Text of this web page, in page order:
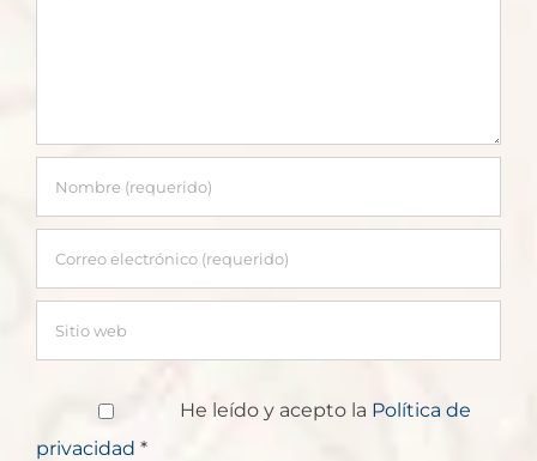
He leído y acepto la Política de
privacidad *